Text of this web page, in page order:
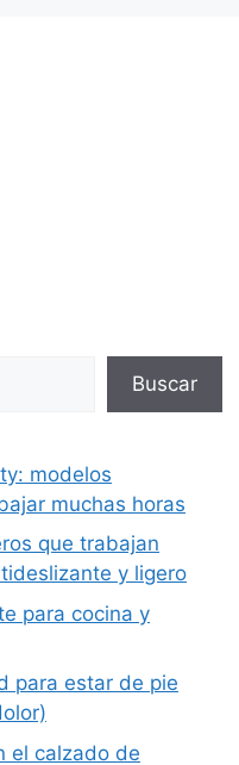
Buscar
modelos
muchas horas
que trabajan
y ligero
para cocina y
para estar de pie
el calzado de